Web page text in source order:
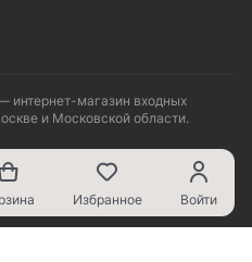
интернет-магазин входных
и Московской области.
Избранное Войти